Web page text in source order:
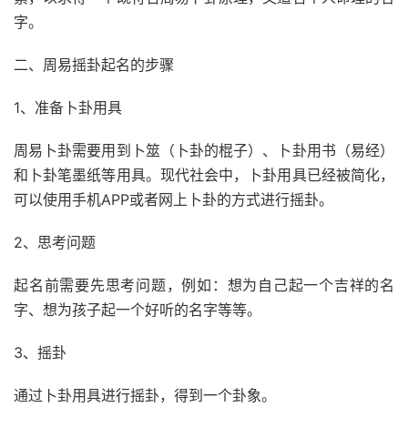
字。
二、周易摇卦起名的步骤
1、准备卜卦用具
周易卜卦需要用到卜筮（卜卦的棍子）、卜卦用书（易经）
和卜卦笔墨纸等用具。现代社会中，卜卦用具已经被简化，
可以使用手机APP或者网上卜卦的方式进行摇卦。
2、思考问题
起名前需要先思考问题，例如：想为自己起一个吉祥的名
字、想为孩子起一个好听的名字等等。
3、摇卦
通过卜卦用具进行摇卦，得到一个卦象。